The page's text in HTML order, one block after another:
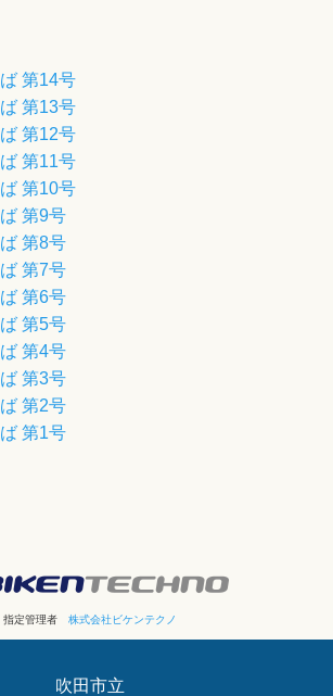
第14号
第13号
第12号
第11号
第10号
第9号
第8号
第7号
第6号
第5号
第4号
第3号
第2号
第1号
指定管理者 株式会社ビケンテクノ
吹田市立